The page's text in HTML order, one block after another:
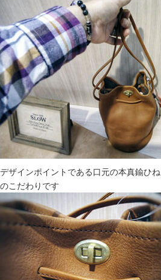
デザインポイントである口元の本真鍮ひ
のこだわりです